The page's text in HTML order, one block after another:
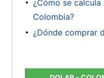
¿Cómo se
Colombia?
¿Dónde comprar